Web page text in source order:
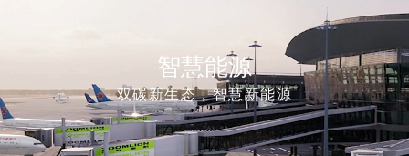
智慧能源
双碳新生态，智慧新能源